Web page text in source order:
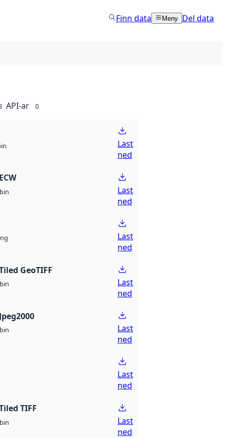
Finn data Meny Del data
API-ar 0
Last
ned
bin
Last
ned
Last
ned
GeoTIFF
bin
Last
ned
bin
Last
ned
Last
ned
TIFF
bin
Last
ned